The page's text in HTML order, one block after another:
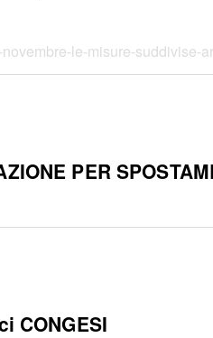
le-misure-suddivise-
PER
CONGESI